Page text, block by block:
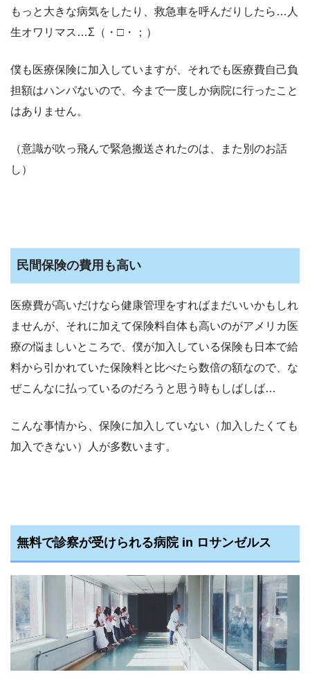
もっと大きな病気をしたり、救急車を呼んだりしたら…人
生オワリマス…Σ（・□・；）
僕も医療保険に加入していますが、それでも医療費自己負
担額はハンパないので、今まで一度しか病院に行ったこと
はありません。
（意識が吹っ飛んで緊急搬送されたのは、また別のお話
し）
民間保険の費用も高い
医療費が高いだけなら健康管理をすればまだいいかもしれ
ませんが、それに加えて保険料自体も高いのがアメリカ医
療の悩ましいところで、僕が加入している保険も日本で給
料から引かれていた保険料と比べたら数倍の額なので、な
ぜこんなに払っているのだろうと思う時もしばしば…
こんな事情から、保険に加入していない（加入したくても
加入できない）人が多数います。
無料で診察が受けられる病院 in ロサンゼルス